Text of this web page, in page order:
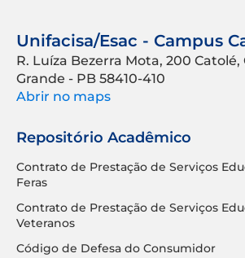
Unifacisa/Esac - Campus
R. Luíza Bezerra Mota, 200
Grande - PB 58410-410
Abrir no maps
Repositório Acadêmico
Contrato de Prestação de Serviços
Feras
Contrato de Prestação de Serviços
Veteranos
Código de Defesa do Consumidor